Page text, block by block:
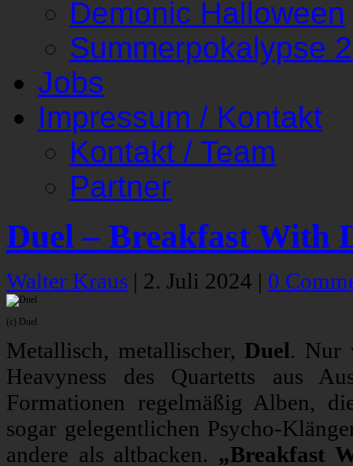
Demonic Halloween
Summerpokalypse
Jobs
Impressum / Kontakt
Kontakt / Team
Partner
Duel – Breakfast With
Walter Kraus | 2. Juli 2024 | 0
(c) Duel
Metallisch, metallischer, Duel. Nur
Heavyness des Quartetts aus
Formationen regelmäßig Alben,
sogar gelegentlichen Psycho-
andere als altbacken. „Breakfast